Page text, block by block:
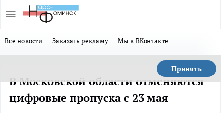
Все новости Заказать рекламу Мы в ВКонтакте
Принять
В Московской области отменяются
цифровые пропуска с 23 мая